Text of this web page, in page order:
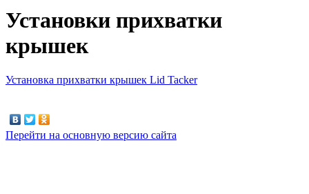
Установки прихватки
крышек
Установка прихватки крышек Lid Tacker
Перейти на основную версию сайта